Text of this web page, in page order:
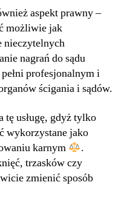
aspekt prawny –
możliwie jak
nieczytelnych
nagrań do sądu
profesjonalnym i
ścigania i sądów.
usługę, gdyż tylko
wykorzystane jako
karnym
.
trzasków czy
zmienić sposób